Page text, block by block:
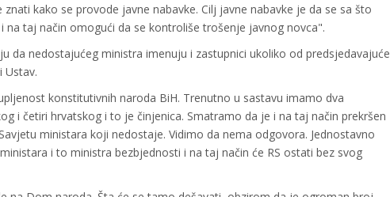
kako se provode javne nabavke. Cilj javne nabavke je da se sa što
taj način omogući da se kontroliše trošenje javnog novca".
da nedostajućeg ministra imenuju i zastupnici ukoliko od predsjedavajuće
Ustav.
konstitutivnih naroda BiH. Trenutno u sastavu imamo dva
i četiri hrvatskog i to je činjenica. Smatramo da je i na taj način prekršen
ministara koji nedostaje. Vidimo da nema odgovora. Jednostavno
i to ministra bezbjednosti i na taj način će RS ostati bez svog